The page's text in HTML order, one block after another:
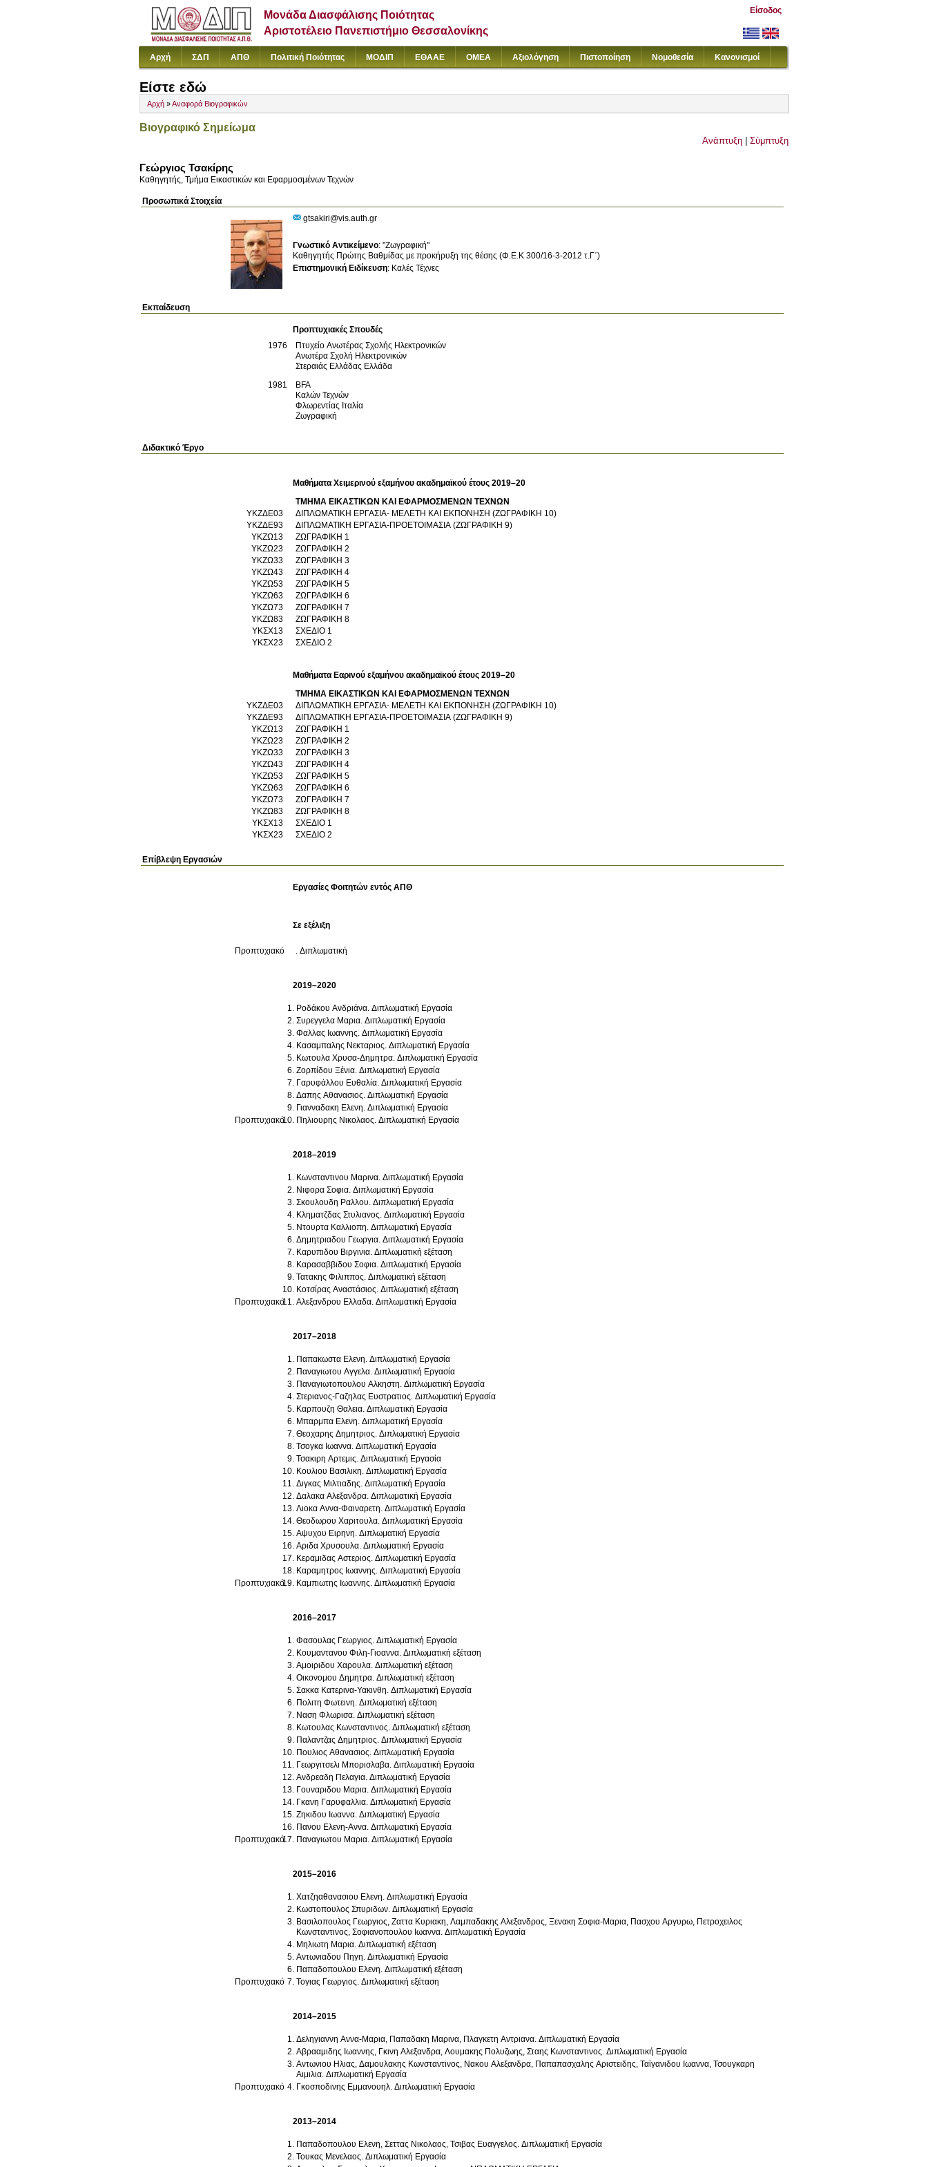
Μονάδα Διασφάλισης Ποιότητας
Αριστοτέλειο Πανεπιστήμιο Θεσσαλονίκης
Είσοδος
Αρχή ΣΔΠ ΑΠΘ Πολιτική Ποιότητας ΜΟΔΙΠ ΕΘΑΑΕ ΟΜΕΑ Αξιολόγηση Πιστοποίηση Νομοθεσία Κανονισμοί
Είστε εδώ
Αρχή »Αναφορά Βιογραφικών
Βιογραφικό Σημείωμα
Ανάπτυξη Σύμπτυξη
Γεώργιος Τσακίρης
Καθηγητής, Τμήμα Εικαστικών και Εφαρμοσμένων Τεχνών
Προσωπικά Στοιχεία
gtsakiri@vis.auth.gr
Γνωστικό Αντικείμενο:
Καθηγητής Πρώτης Βαθμίδας με προκήρυξη της θέσης (Φ.Ε.Κ 300/16-3-2012 τ.Γ΄)
Επιστημονική Ειδίκευση: Καλές Τέχνες
Εκπαίδευση
Προπτυχιακές Σπουδές
1976
Πτυχείο Ανωτέρας Σχολής Ηλεκτρονικών
Ανωτέρα Σχολή Ηλεκτρονικών
Στεραιάς Ελλάδας Ελλάδα
1981
BFA
Καλών Τεχνών
Φλωρεντίας Ιταλία
Ζωγραφική
Διδακτικό Έργο
Μαθήματα Χειμερινού εξαμήνου ακαδημαϊκού έτους 2019–20
ΤΜΗΜΑ ΕΙΚΑΣΤΙΚΩΝ ΚΑΙ ΕΦΑΡΜΟΣΜΕΝΩΝ ΤΕΧΝΩΝ
ΥΚΖΔΕ03
ΔΙΠΛΩΜΑΤΙΚΗ ΕΡΓΑΣΙΑ- ΜΕΛΕΤΗ ΚΑΙ ΕΚΠΟΝΗΣΗ (ΖΩΓΡΑΦΙΚΗ 10)
ΥΚΖΔΕ93
ΔΙΠΛΩΜΑΤΙΚΗ ΕΡΓΑΣΙΑ-ΠΡΟΕΤΟΙΜΑΣΙΑ (ΖΩΓΡΑΦΙΚΗ 9)
ΥΚΖΩ13
ΖΩΓΡΑΦΙΚΗ 1
ΥΚΖΩ23
ΖΩΓΡΑΦΙΚΗ 2
ΥΚΖΩ33
ΖΩΓΡΑΦΙΚΗ 3
ΥΚΖΩ43
ΖΩΓΡΑΦΙΚΗ 4
ΥΚΖΩ53
ΖΩΓΡΑΦΙΚΗ 5
ΥΚΖΩ63
ΖΩΓΡΑΦΙΚΗ 6
ΥΚΖΩ73
ΖΩΓΡΑΦΙΚΗ 7
ΥΚΖΩ83
ΖΩΓΡΑΦΙΚΗ 8
ΥΚΣΧ13
ΣΧΕΔΙΟ 1
ΥΚΣΧ23
ΣΧΕΔΙΟ 2
Μαθήματα Εαρινού εξαμήνου ακαδημαϊκού έτους 2019–20
ΤΜΗΜΑ ΕΙΚΑΣΤΙΚΩΝ ΚΑΙ ΕΦΑΡΜΟΣΜΕΝΩΝ ΤΕΧΝΩΝ
ΥΚΖΔΕ03
ΔΙΠΛΩΜΑΤΙΚΗ ΕΡΓΑΣΙΑ- ΜΕΛΕΤΗ ΚΑΙ ΕΚΠΟΝΗΣΗ (ΖΩΓΡΑΦΙΚΗ 10)
ΥΚΖΔΕ93
ΔΙΠΛΩΜΑΤΙΚΗ ΕΡΓΑΣΙΑ-ΠΡΟΕΤΟΙΜΑΣΙΑ (ΖΩΓΡΑΦΙΚΗ 9)
ΥΚΖΩ13
ΖΩΓΡΑΦΙΚΗ 1
ΥΚΖΩ23
ΖΩΓΡΑΦΙΚΗ 2
ΥΚΖΩ33
ΖΩΓΡΑΦΙΚΗ 3
ΥΚΖΩ43
ΖΩΓΡΑΦΙΚΗ 4
ΥΚΖΩ53
ΖΩΓΡΑΦΙΚΗ 5
ΥΚΖΩ63
ΖΩΓΡΑΦΙΚΗ 6
ΥΚΖΩ73
ΖΩΓΡΑΦΙΚΗ 7
ΥΚΖΩ83
ΖΩΓΡΑΦΙΚΗ 8
ΥΚΣΧ13
ΣΧΕΔΙΟ 1
ΥΚΣΧ23
ΣΧΕΔΙΟ 2
Επίβλεψη Εργασιών
Εργασίες Φοιτητών εντός ΑΠΘ
Σε εξέλιξη
Προπτυχιακό . Διπλωματική
2019–2020
Προπτυχιακό
Ροδάκου Ανδριάνα. Διπλωματική Εργασία
Συρεγγελα Μαρια. Διπλωματική Εργασία
Φαλλας Ιωαννης. Διπλωματική Εργασία
Κασαμπαλης Νεκταριος. Διπλωματική Εργασία
Κωτουλα Χρυσα-Δημητρα. Διπλωματική Εργασία
Ζορπίδου Ξένια. Διπλωματική Εργασία
Γαρυφάλλου Ευθαλία. Διπλωματική Εργασία
Δαπης Αθανασιος. Διπλωματική Εργασία
Γιανναδακη Ελενη. Διπλωματική Εργασία
Πηλιουρης Νικολαος. Διπλωματική Εργασία
2018–2019
Προπτυχιακό
Κωνσταντινου Μαρινα. Διπλωματική Εργασία
Νιφορα Σοφια. Διπλωματική Εργασία
Σκουλουδη Ραλλου. Διπλωματική Εργασία
Κληματζδας Στυλιανος. Διπλωματική Εργασία
Ντουρτα Καλλιοπη. Διπλωματική Εργασία
Δημητριαδου Γεωργια. Διπλωματική Εργασία
Καρυπιδου Βιργινια. Διπλωματική εξέταση
Καρασαββιδου Σοφια. Διπλωματική Εργασία
Τατακης Φιλιππος. Διπλωματική εξέταση
Κοτσίρας Αναστάσιος. Διπλωματική εξέταση
Αλεξανδρου Ελλαδα. Διπλωματική Εργασία
2017–2018
Προπτυχιακό
Παπακωστα Ελενη. Διπλωματική Εργασία
Παναγιωτου Αγγελα. Διπλωματική Εργασία
Παναγιωτοπουλου Αλκηστη. Διπλωματική Εργασία
Στεριανος-Γαζηλας Ευστρατιος. Διπλωματική Εργασία
Καρπουζη Θαλεια. Διπλωματική Εργασία
Μπαρμπα Ελενη. Διπλωματική Εργασία
Θεοχαρης Δημητριος. Διπλωματική Εργασία
Τσογκα Ιωαννα. Διπλωματική Εργασία
Τσακιρη Αρτεμις. Διπλωματική Εργασία
Κουλιου Βασιλικη. Διπλωματική Εργασία
Διγκας Μιλτιαδης. Διπλωματική Εργασία
Δαλακα Αλεξανδρα. Διπλωματική Εργασία
Λιοκα Αννα-Φαιναρετη. Διπλωματική Εργασία
Θεοδωρου Χαριτουλα. Διπλωματική Εργασία
Αψυχου Ειρηνη. Διπλωματική Εργασία
Αριδα Χρυσουλα. Διπλωματική Εργασία
Κεραμιδας Αστεριος. Διπλωματική Εργασία
Καραμητρος Ιωαννης. Διπλωματική Εργασία
Καμπιωτης Ιωαννης. Διπλωματική Εργασία
2016–2017
Προπτυχιακό
Φασουλας Γεωργιος. Διπλωματική Εργασία
Κουμαντανου Φιλη-Γιοαννα. Διπλωματική εξέταση
Αμοιριδου Χαρουλα. Διπλωματική εξέταση
Οικονομου Δημητρα. Διπλωματική εξέταση
Σακκα Κατερινα-Υακινθη. Διπλωματική Εργασία
Πολιτη Φωτεινη. Διπλωματική εξέταση
Ναση Φλωρισα. Διπλωματική εξέταση
Κωτουλας Κωνσταντινος. Διπλωματική εξέταση
Παλαντζας Δημητριος. Διπλωματική Εργασία
Πουλιος Αθανασιος. Διπλωματική Εργασία
Γεωργιτσελι Μπορισλαβα. Διπλωματική Εργασία
Ανδρεαδη Πελαγια. Διπλωματική Εργασία
Γουναριδου Μαρια. Διπλωματική Εργασία
Γκανη Γαρυφαλλια. Διπλωματική Εργασία
Ζηκιδου Ιωαννα. Διπλωματική Εργασία
Πανου Ελενη-Αννα. Διπλωματική Εργασία
Παναγιωτου Μαρια. Διπλωματική Εργασία
2015–2016
Προπτυχιακό
Χατζηαθανασιου Ελενη. Διπλωματική Εργασία
Κωστοπουλος Σπυριδων. Διπλωματική Εργασία
Βασιλοπουλος Γεωργιος, Ζαττα Κυριακη, Λαμπαδακης Αλεξανδρος, Ξενακη Σοφια-Μαρια, Πασχου Αργυρω, Πετροχειλος
Κωνσταντινος, Σοφιανοπουλου Ιωαννα. Διπλωματική Εργασία
Μηλιωτη Μαρια. Διπλωματική εξέταση
Αντωνιαδου Πηγη. Διπλωματική Εργασία
Παπαδοπουλου Ελενη. Διπλωματική εξέταση
Τογιας Γεωργιος. Διπλωματική εξέταση
2014–2015
Προπτυχιακό
Δεληγιαννη Αννα-Μαρια, Παπαδακη Μαρινα, Πλαγκετη Αντριανα. Διπλωματική Εργασία
Αβρααμιδης Ιωαννης, Γκινη Αλεξανδρα, Λουμακης Πολυζωης, Σταης Κωνσταντινος. Διπλωματική Εργασία
Αντωνιου Ηλιας, Δαμουλακης Κωνσταντινος, Νακου Αλεξανδρα, Παπαπασχαλης Αριστειδης, Ταϊγανιδου Ιωαννα, Τσουγκαρη
Αιμιλια. Διπλωματική Εργασία
Γκοσποδινης Εμμανουηλ. Διπλωματική Εργασία
2013–2014
Παπαδοπουλου Ελενη, Σεττας Νικολαος, Τσιβας Ευαγγελος. Διπλωματική Εργασία
Τουκας Μενελαος. Διπλωματική Εργασία